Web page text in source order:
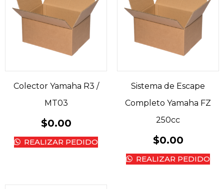
Colector Yamaha R3 /
MT03
$0.00
REALIZAR PEDIDO
Sistema de Escape
Completo Yamaha FZ
250cc
$0.00
REALIZAR PEDIDO